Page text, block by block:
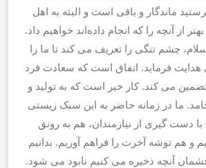
ماندگار و باقى است و البته به اهل
از آنچه را كه انجام داده‌اند خواهيم داد.
چشم تنگی را تعریف می کند تا ما را
هدایت فرماید. انفاق است که سعادت فرد
می کند. کار خیر است که به تولید و
ما در زمانه حاضر به این سبک زیستی
با دست گیری از نیازمندان، هم به رونق
و هم توشه آخرت را فراهم آوریم. بدانیم
آنچه ذخیره می کنیم نابود می شود.